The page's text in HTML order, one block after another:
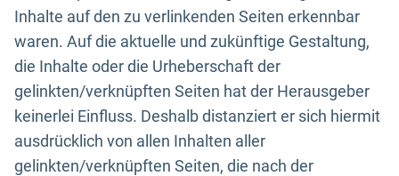
Inhalte auf den zu verlinkenden Seiten erkennbar
waren. Auf die aktuelle und zukünftige Gestaltung,
die Inhalte oder die Urheberschaft der
gelinkten/verknüpften Seiten hat der Herausgeber
keinerlei Einfluss. Deshalb distanziert er sich hiermit
ausdrücklich von allen Inhalten aller
gelinkten/verknüpften Seiten, die nach der